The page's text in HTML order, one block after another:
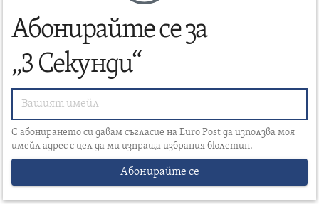
Абонирайте се за
„3 Секунди“
С абонирането си давам съгласие на Euro Post да използва моя
имейл адрес с цел да ми изпраща избрания бюлетин.
Абонирайте се